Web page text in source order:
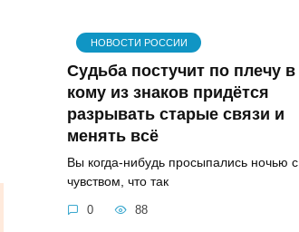
НОВОСТИ РОССИИ
Судьба постучит по плечу
кому из знаков придётся
разрывать старые связи и
менять всё
Вы когда-нибудь просыпались ночью с
чувством, что так
0 88